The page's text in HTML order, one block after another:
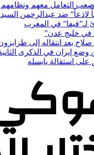
التعامل معهم
ضد عبدالرحمن السيد
لـ”فيفا” في المغرب
في خليج عدن”
إيران في الذكرى
استقالة يايسله